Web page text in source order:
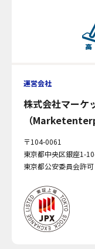
運営会社
株式会社マーケ
（
〒104-0061
東京都中央区銀座1-
東京都公安委員会許